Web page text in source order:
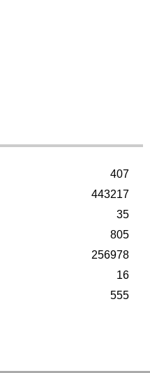
407
443217
35
805
256978
16
555